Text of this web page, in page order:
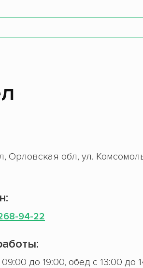
Орловская обл, ул.
94-22
до 19:00, обед с 13:00 до